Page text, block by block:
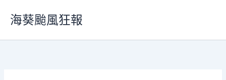
要
海葵颱風狂報